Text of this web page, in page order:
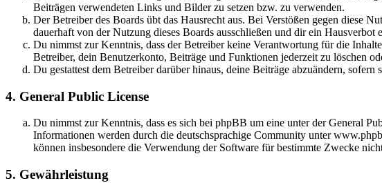
Beiträgen verwendeten Links und Bilder zu setzen bzw. zu verwenden.
Der Betreiber des Boards übt das Hausrecht aus. Bei Verstößen gegen diese
dauerhaft von der Nutzung dieses Boards ausschließen und dir ein Hausverbot
Du nimmst zur Kenntnis, dass der Betreiber keine Verantwortung für die
Betreiber, dein Benutzerkonto, Beiträge und Funktionen jederzeit zu löschen
Du gestattest dem Betreiber darüber hinaus, deine Beiträge abzuändern,
4. General Public License
Du nimmst zur Kenntnis, dass es sich bei phpBB um eine unter der General
Informationen werden durch die deutschsprachige Community unter
können insbesondere die Verwendung der Software für bestimmte Zwecke
5. Gewährleistung